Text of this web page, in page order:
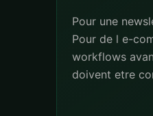
Pour une
Pour de l e-
workflows
doivent etre